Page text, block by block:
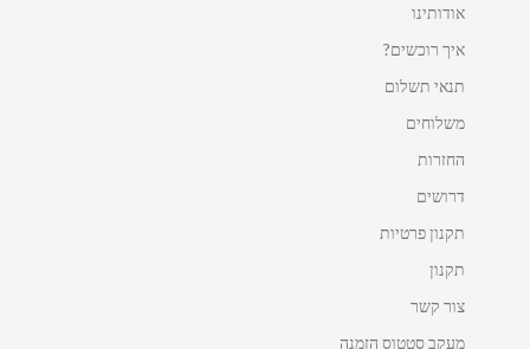
אודותינו
איך רוכשים?
תנאי תשלום
משלוחים
החזרות
דרושים
תקנון פרטיות
תקנון
צור קשר
מעקב סטטוס הזמנה